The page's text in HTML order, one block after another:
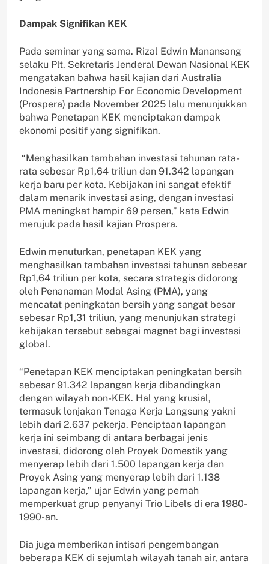
Dampak Signifikan KEK
Pada seminar yang sama. Rizal Edwin Manansang
selaku Plt. Sekretaris Jenderal Dewan Nasional KEK
mengatakan bahwa hasil kajian dari Australia
Indonesia Partnership For Economic Development
(Prospera) pada November 2025 lalu menunjukkan
bahwa Penetapan KEK menciptakan dampak
ekonomi positif yang signifikan.
“Menghasilkan tambahan investasi tahunan rata-
rata sebesar Rp1,64 triliun dan 91.342 lapangan
kerja baru per kota. Kebijakan ini sangat efektif
dalam menarik investasi asing, dengan investasi
PMA meningkat hampir 69 persen,” kata Edwin
merujuk pada hasil kajian Prospera.
Edwin menuturkan, penetapan KEK yang
menghasilkan tambahan investasi tahunan sebesar
Rp1,64 triliun per kota, secara strategis didorong
oleh Penanaman Modal Asing (PMA), yang
mencatat peningkatan bersih yang sangat besar
sebesar Rp1,31 triliun, yang menunjukan strategi
kebijakan tersebut sebagai magnet bagi investasi
global.
“Penetapan KEK menciptakan peningkatan bersih
sebesar 91.342 lapangan kerja dibandingkan
dengan wilayah non-KEK. Hal yang krusial,
termasuk lonjakan Tenaga Kerja Langsung yakni
lebih dari 2.637 pekerja. Penciptaan lapangan
kerja ini seimbang di antara berbagai jenis
investasi, didorong oleh Proyek Domestik yang
menyerap lebih dari 1.500 lapangan kerja dan
Proyek Asing yang menyerap lebih dari 1.138
lapangan kerja,” ujar Edwin yang pernah
memperkuat grup penyanyi Trio Libels di era 1980-
1990-an.
Dia juga memberikan intisari pengembangan
beberapa KEK di sejumlah wilayah tanah air, antara